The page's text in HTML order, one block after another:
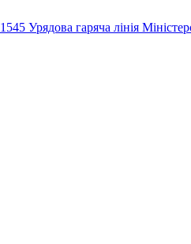
1545 Урядова гаряча лінія